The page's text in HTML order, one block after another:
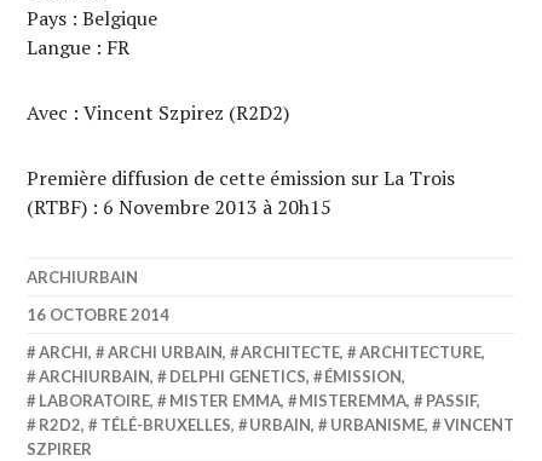
Pays : Belgique
Langue : FR
Avec : Vincent Szpirez (R2D2)
Première diffusion de cette émission sur La Trois
(RTBF) : 6 Novembre 2013 à 20h15
ARCHIURBAIN
16 OCTOBRE 2014
ARCHI, ARCHI URBAIN, ARCHITECTE, ARCHITECTURE,
ARCHIURBAIN, DELPHI GENETICS, ÉMISSION,
LABORATOIRE, MISTER EMMA, MISTEREMMA, PASSIF,
R2D2, TÉLÉ-BRUXELLES, URBAIN, URBANISME,
VINCENT
SZPIRER